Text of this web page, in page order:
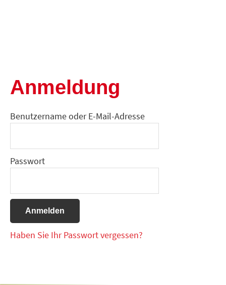
Anmeldung
Benutzername oder E-Mail-Adresse
Passwort
Haben Sie Ihr Passwort vergessen?